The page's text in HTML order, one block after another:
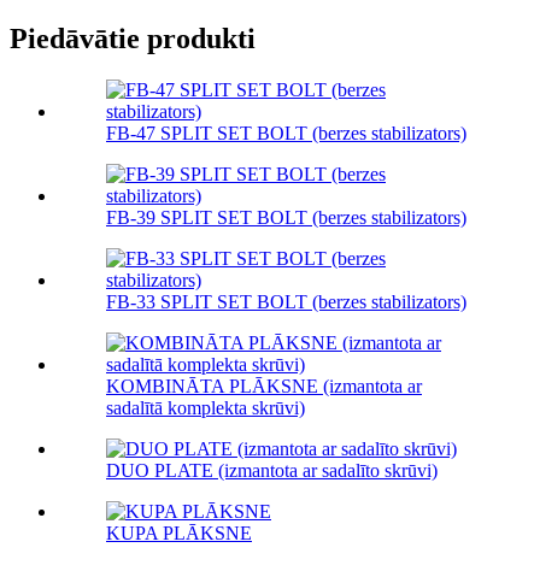
Piedāvātie produkti
FB-47 SPLIT SET BOLT (berzes stabilizators)
FB-39 SPLIT SET BOLT (berzes stabilizators)
FB-33 SPLIT SET BOLT (berzes stabilizators)
KOMBINĀTA PLĀKSNE (izmantota ar
sadalītā komplekta skrūvi)
DUO PLATE (izmantota ar sadalīto skrūvi)
KUPA PLĀKSNE